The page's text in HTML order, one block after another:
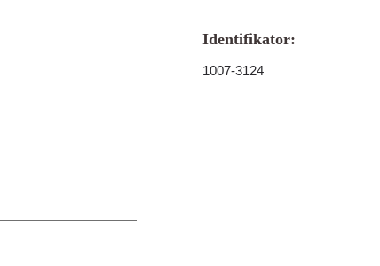
Identifikator:
1007-3124